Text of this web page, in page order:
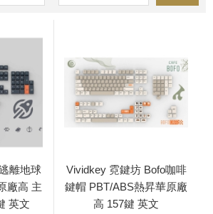
離地球
廠高 主
英文
Vividkey 霓鍵坊 Bofo咖啡
鍵帽 PBT/ABS熱昇華原廠
高 157鍵 英文